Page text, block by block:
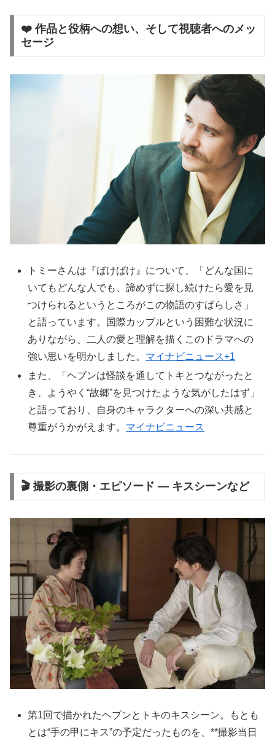
❤️ 作品と役柄への想い、そして視聴者へのメッ
セージ
トミーさんは『ばけばけ』について、「どんな国に
いてもどんな人でも、諦めずに探し続けたら愛を見
つけられるというところがこの物語のすばらしさ」
と語っています。国際カップルという困難な状況に
ありながら、二人の愛と理解を描くこのドラマへの
強い思いを明かしました。 マイナビニュース+1
また、「ヘブンは怪談を通してトキとつながったと
き、ようやく“故郷”を見つけたような気がしたはず」
と語っており、自身のキャラクターへの深い共感と
尊重がうかがえます。 マイナビニュース
🎬 撮影の裏側・エピソード — キスシーンなど
第1回で描かれたヘブンとトキのキスシーン。もとも
とは“手の甲にキス”の予定だったものを、**撮影当日